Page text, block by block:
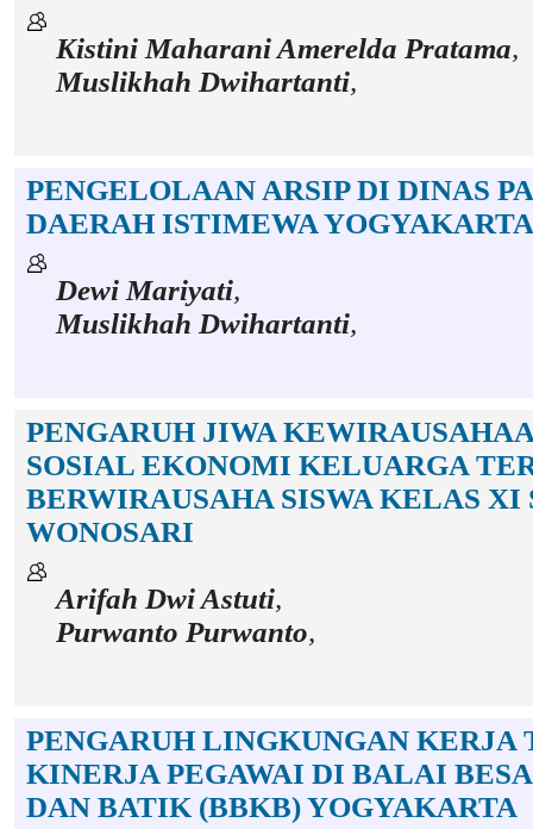
Kistini Maharani Amerelda Pratama,
Muslikhah Dwihartanti,
PENGELOLAAN ARSIP DI DINAS
DAERAH ISTIMEWA YOGYAKARTA
Dewi Mariyati,
Muslikhah Dwihartanti,
PENGARUH JIWA
SOSIAL EKONOMI KELUARGA
BERWIRAUSAHA SISWA KELAS XI
WONOSARI
Arifah Dwi Astuti,
Purwanto Purwanto,
PENGARUH LINGKUNGAN KERJA
KINERJA PEGAWAI DI BALAI
DAN BATIK (BBKB) YOGYAKARTA